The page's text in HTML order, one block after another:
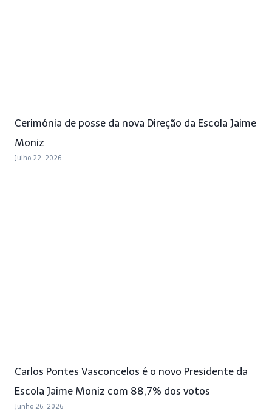
Cerimónia de posse da nova Direção da Escola Jaime
Moniz
Julho 22, 2026
Carlos Pontes Vasconcelos é o novo Presidente da
Escola Jaime Moniz com 88,7% dos votos
Junho 26, 2026